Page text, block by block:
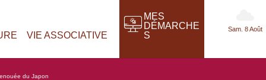
Partiellement
VIE ASSOCIATIVE
MES
DÉMARCHE
S
du Japon